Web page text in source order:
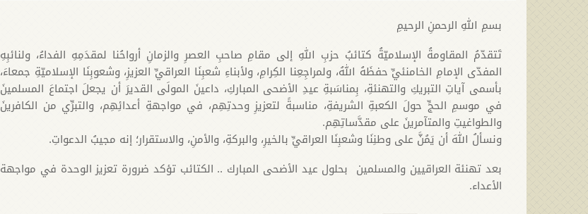
بسمِ اللهِ الرحمنِ الرحيمِ
تَتقدّمُ المقاومةُ الإسلاميّةُ كتائبُ حزبِ اللهِ إلى مقامِ صاحبِ العصرِ والزمانِ أرواحُنا لمقدَمِهِ الفداءُ، ولنائبِهِ
المفدّى الإمامِ الخامنئيِّ حفظَهُ اللهُ، ولمراجِعِنا الكِرامِ، ولأبناءِ شعبِنَا العراقيِّ العزيزِ، وشعوبِنَا الإسلاميّةِ جمعاءَ،
بأسمى آياتِ التبريكِ والتهنئةِ، بِمناسَبةِ عيدِ الأضحى المباركِ، داعينَ المولَى القديرَ أن يجعلَ اجتماعَ المسلمينَ
في موسمِ الحجِّ حولَ الكعبةِ الشريفةِ، مناسبةً لتعزيزِ وحدتِهِم، في مواجهةِ أعدائِهِم، والتبرِّي من الكافرينَ
والطواغيتِ والمتآمرينَ على مقدَّساتِهِم.
ونسألُ اللهَ أن يَمُنَّ على وطنِنَا وشعبِنَا العراقيِّ بالخيرِ، والبركةِ، والأمنِ، والاستقرار؛ إنه مجيبُ الدعواتِ.
بعد تهنئة العراقيين والمسلمين بحلول عيد الأضحى المبارك .. الكتائب تؤكد ضرورة تعزيز الوحدة في مواجهة
الأعداء.